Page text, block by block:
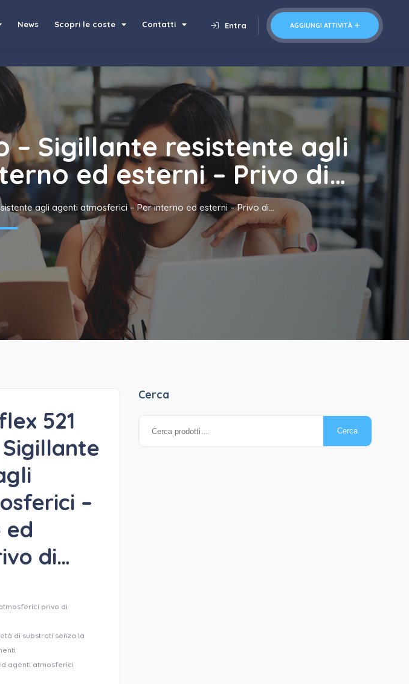
AGGIUNGI ATTIVITÀ
Entra
News Scopri le coste Contatti
– Sigillante resistente agli
ed esterni – Privo di…
agli agenti atmosferici – Per interno ed esterni – Privo di…
521
–
ed
di…
privo di
di substrati senza la
agenti atmosferici
Cerca
Cerca